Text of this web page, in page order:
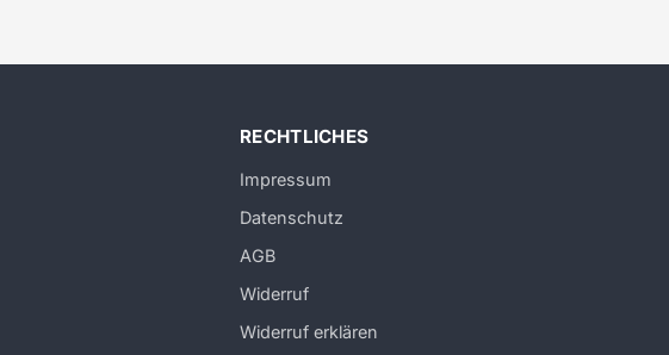
RECHTLICHES
Impressum
Datenschutz
AGB
Widerruf
Widerruf erklären